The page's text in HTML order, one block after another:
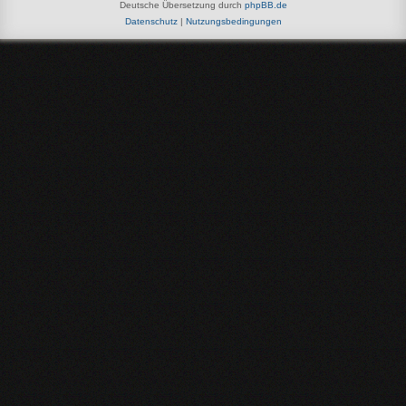
Deutsche Übersetzung durch phpBB.de
Datenschutz| Nutzungsbedingungen